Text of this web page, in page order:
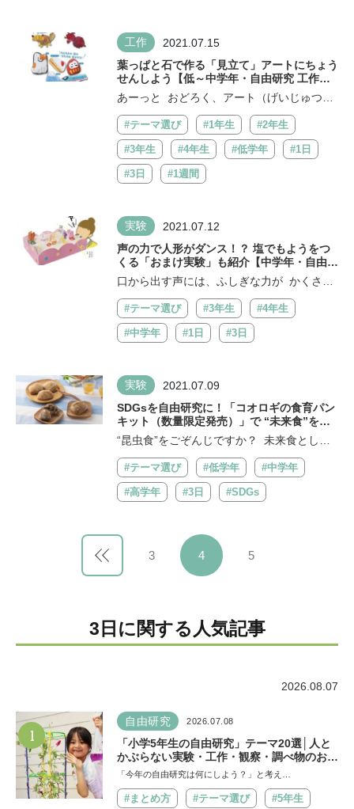
工作 2021.07.15
葉っぱと石で作る「見立て」アートにちょう
せんしよう【低～中学年・自由研究 工作ア
イデア】
あーっと おどろく、アート（げいじゅつ）
さくひんを ごしょうかい！ みんなが ...
#テーマ選び
#1年生 #2年生
#3年生 #4年生 #低学年 #1日
#3日 #1週間
実験 2021.07.12
声の力で人形がダンス！？ 塩でもようをつ
くる「おまけ実験」も紹介【中学年・自由研
究アイデア】
口から出す声には、ふしぎな力が かくされ
ているんだよ。 そんな声のパワー...
#テーマ選び
#3年生 #4年生
#中学年 #1日 #3日
実験 2021.07.09
SDGsを自由研究に！「コオロギの食育パン
キット（数量限定発売）」で “未来食”を学
ぶ
“昆虫食”をごぞんじですか？ 未来食として
注目される「食用コオロギパウダー」を...
#テーマ選び
#低学年 #中学年
#高学年 #3日 #SDGs
3 4 5
3日に関する人気記事
2026.08.07
1 自由研究 2026.07.08
「小学5年生の自由研究」テーマ20選│人と
かぶらない実験・工作・観察・調べ物のおす
すめ
「今年の自由研究は何にしよう？」と考え…
#まとめ方 #テーマ選び #5年生